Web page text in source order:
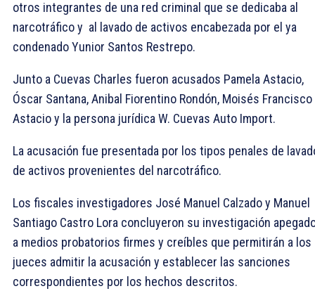
otros integrantes de una red criminal que se dedicaba al
narcotráfico y al lavado de activos encabezada por el ya
condenado Yunior Santos Restrepo.
Junto a Cuevas Charles fueron acusados Pamela Astacio,
Óscar Santana, Anibal Fiorentino Rondón, Moisés Francisco
Astacio y la persona jurídica W. Cuevas Auto Import.
La acusación fue presentada por los tipos penales de
de activos provenientes del narcotráfico.
Los fiscales investigadores José Manuel Calzado y Manuel
Santiago Castro Lora concluyeron su investigación
a medios probatorios firmes y creíbles que permitirán a los
jueces admitir la acusación y establecer las sanciones
correspondientes por los hechos descritos.